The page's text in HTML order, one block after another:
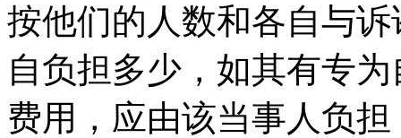
按他们的人数和各自与
自负担多少，如其有专
费用，应由该当事人负担